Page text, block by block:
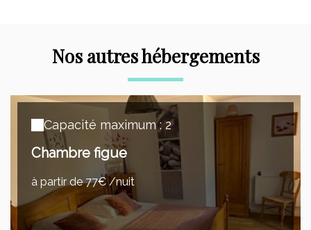
Nos autres hébergements
Capacité maximum : 2
Chambre figue
à partir de 77€ /nuit